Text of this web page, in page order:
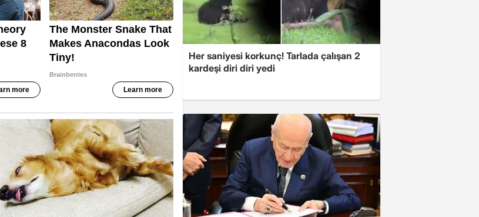
Her saniyesi korkunç! Tarlada çalışan 2
kardeşi diri diri yedi